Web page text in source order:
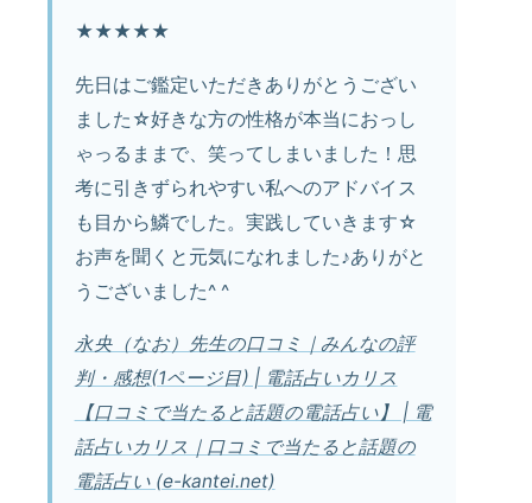
★★★★★
先日はご鑑定いただきありがとうござい
ました☆好きな方の性格が本当におっし
ゃっるままで、笑ってしまいました！思
考に引きずられやすい私へのアドバイス
も目から鱗でした。実践していきます☆
お声を聞くと元気になれました♪ありがと
うございました^ ^
永央（なお）先生の口コミ｜みんなの評
判・感想(1ページ目) | 電話占いカリス
【口コミで当たると話題の電話占い】 | 電
話占いカリス｜口コミで当たると話題の
電話占い (e-kantei.net)